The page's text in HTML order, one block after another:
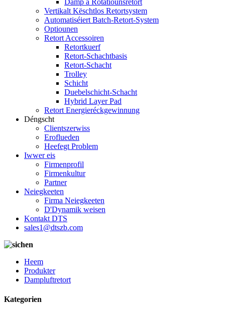
Damp a Rotatiounsretort
Vertikalt Këschtlos Retortsystem
Automatiséiert Batch-Retort-System
Optiounen
Retort Accessoiren
Retortkuerf
Retort-Schachtbasis
Retort-Schacht
Trolley
Schicht
Duebelschicht-Schacht
Hybrid Layer Pad
Retort Energieréckgewinnung
Déngscht
Clientszerwiss
Eroflueden
Heefegt Problem
Iwwer eis
Firmenprofil
Firmenkultur
Partner
Neiegkeeten
Firma Neiegkeeten
D'Dynamik weisen
Kontakt DTS
sales1@dtszb.com
Heem
Produkter
Dampluftretort
Kategorien